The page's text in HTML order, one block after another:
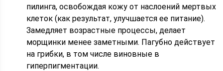
пилинга, освобождая кожу от наслоений мертвых
клеток (как результат, улучшается ее питание).
Замедляет возрастные процессы, делает
морщинки менее заметными. Пагубно действует
на грибки, в том числе виновные в
гиперпигментации.